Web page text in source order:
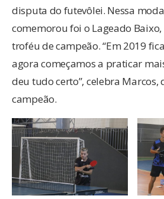
disputa do futevôlei. Nessa
comemorou foi o Lageado
troféu de campeão. “Em 2019
agora começamos a praticar
deu tudo certo”, celebra Marcos,
campeão.